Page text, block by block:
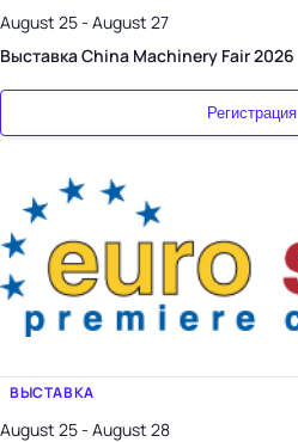
August 25 - August 27
Выставка China Machinery Fair 2026
Регистрация
ВЫСТАВКА
August 25 - August 28